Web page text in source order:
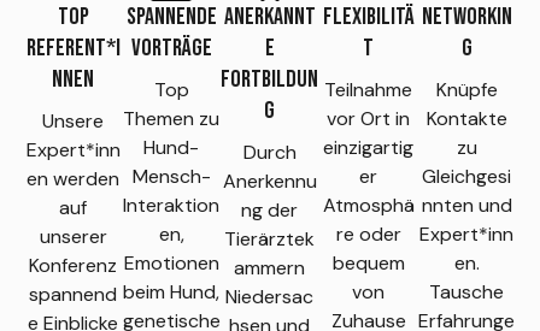
TOP
REFERENT*I
NNEN
Unsere
Expert*inn
en werden
auf
unserer
Konferenz
spannend
e Einblicke
SPANNENDE
VORTRÄGE
Top
Themen zu
Hund-
Mensch-
Interaktion
en,
Emotionen
beim Hund,
genetische
ANERKANNT
E
FORTBILDUN
G
Durch
Anerkennu
ng der
Tierärztek
ammern
Niedersac
hsen und
FLEXIBILITÄ
T
Teilnahme
vor Ort in
einzigartig
er
Atmosphä
re oder
bequem
von
Zuhause
NETWORKIN
G
Knüpfe
Kontakte
zu
Gleichgesi
nnten und
Expert*inn
en.
Tausche
Erfahrunge